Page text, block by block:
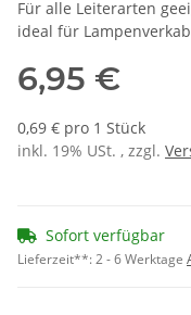
Für alle Leiterarten
ideal für
6,95 €
0,69 € pro 1 Stück
inkl. 19% USt. , zzgl.
Sofort verfügbar
Lieferzeit**:2 - 6 Werktage